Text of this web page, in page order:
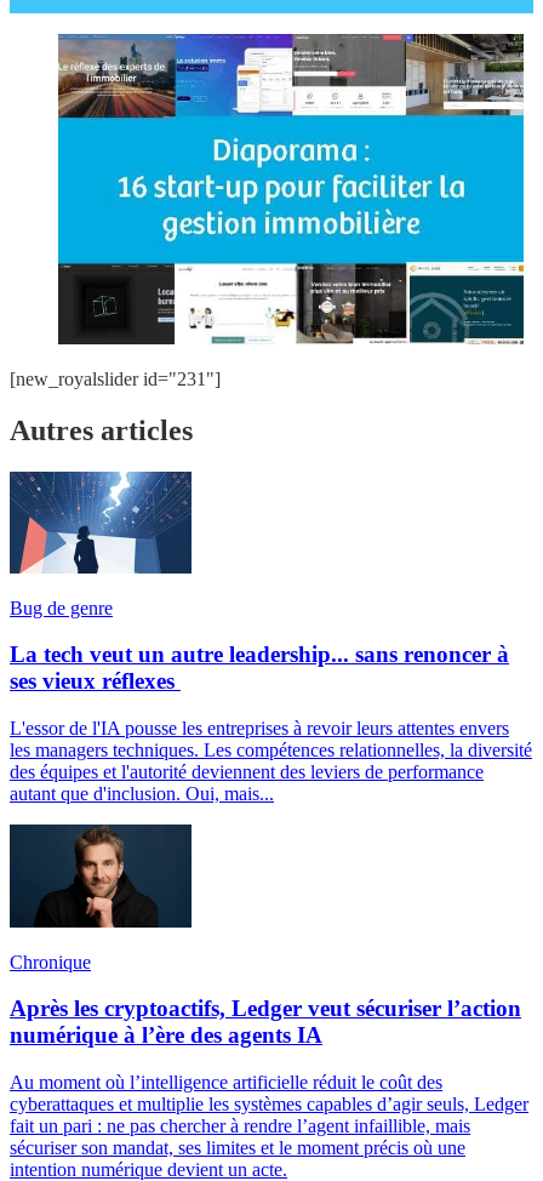
[new_royalslider id="231"]
Autres articles
Bug de genre
La tech veut un autre leadership... sans renoncer à
ses vieux réflexes
L'essor de l'IA pousse les entreprises à revoir leurs attentes envers
les managers techniques. Les compétences relationnelles, la diversité
des équipes et l'autorité deviennent des leviers de performance
autant que d'inclusion. Oui, mais...
Chronique
Après les cryptoactifs, Ledger veut sécuriser l’action
numérique à l’ère des agents IA
Au moment où l’intelligence artificielle réduit le coût des
cyberattaques et multiplie les systèmes capables d’agir seuls, Ledger
fait un pari : ne pas chercher à rendre l’agent infaillible, mais
sécuriser son mandat, ses limites et le moment précis où une
intention numérique devient un acte.